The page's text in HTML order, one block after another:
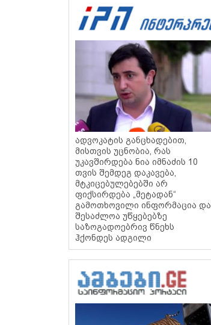
ადვოკატის განცხადებით,
მისთვის უცნობია, რას
უკავშირდება ნია იმნაძის 10
თვის შემდეგ დაკავება,
მტკიცებულებებში არ
ფიქსირდება „მეტადან“
გამოთხოვილი ინფორმაცია და
შესაძლოა უწყებებზე
საზოგადოებრივ წნეხს
ჰქონდეს ადგილი